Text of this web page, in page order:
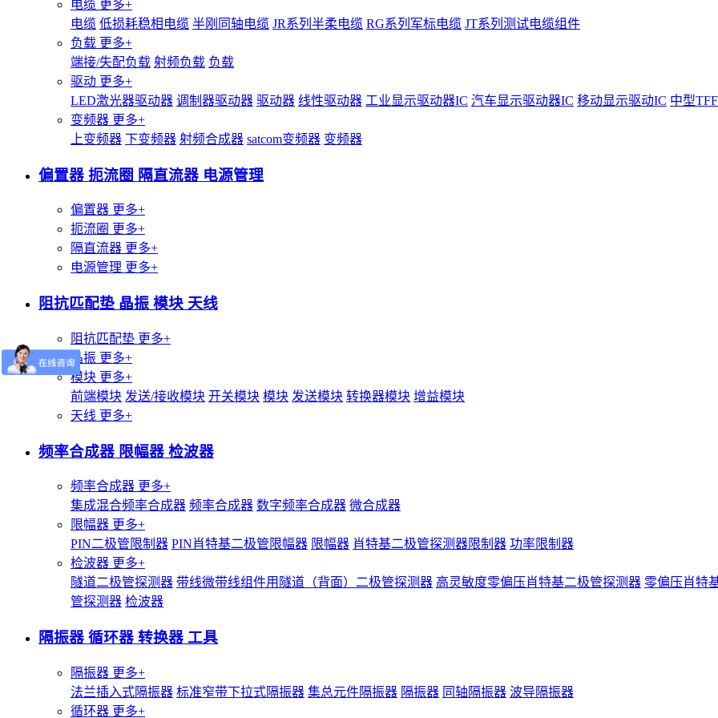
电缆 更多+
电缆 低损耗稳相电缆 半刚同轴电缆 JR系列半柔电缆 RG系列军标电缆 JT系列测试电缆组件
负载 更多+
端接/失配负载 射频负载 负载
驱动 更多+
LED激光器驱动器 调制器驱动器 驱动器 线性驱动器 工业显示驱动器IC 汽车显示驱动器IC 移动显示驱动IC 中型
变频器 更多+
上变频器 下变频器 射频合成器 satcom变频器 变频器
偏置器 扼流圈 隔直流器 电源管理
偏置器 更多+
扼流圈 更多+
隔直流器 更多+
电源管理 更多+
阻抗匹配垫 晶振 模块 天线
阻抗匹配垫 更多+
晶振 更多+
模块 更多+
前端模块 发送/接收模块 开关模块 模块 发送模块 转换器模块 增益模块
天线 更多+
频率合成器 限幅器 检波器
频率合成器 更多+
集成混合频率合成器 频率合成器 数字频率合成器 微合成器
限幅器 更多+
PIN二极管限制器 PIN肖特基二极管限幅器 限幅器 肖特基二极管探测器限制器 功率限制器
检波器 更多+
隧道二极管探测器 带线微带线组件用隧道（背面）二极管探测器 高灵敏度零偏压肖特基二极管探测器 零偏压肖特
管探测器 检波器
隔振器 循环器 转换器 工具
隔振器 更多+
法兰插入式隔振器 标准窄带下拉式隔振器 集总元件隔振器 隔振器 同轴隔振器 波导隔振器
循环器 更多+